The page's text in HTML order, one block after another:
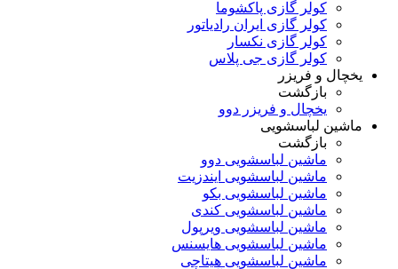
کولر گازی پاکشوما
کولر گازی ایران رادیاتور
کولر گازی نکسار
کولر گازی جی پلاس
یخچال و فریزر
بازگشت
یخچال و فریزر دوو
ماشین لباسشویی
بازگشت
ماشین لباسشویی دوو
ماشین لباسشویی ایندزیت
ماشین لباسشویی بکو
ماشین لباسشویی کندی
ماشین لباسشویی ویرپول
ماشین لباسشویی هایسنس
ماشین لباسشویی هیتاچی